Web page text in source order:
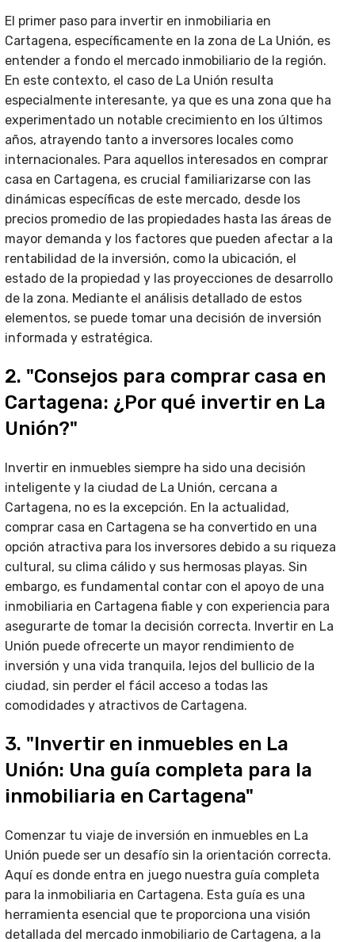
El primer paso para invertir en inmobiliaria en
Cartagena, específicamente en la zona de La Unión, es
entender a fondo el mercado inmobiliario de la región.
En este contexto, el caso de La Unión resulta
especialmente interesante, ya que es una zona que ha
experimentado un notable crecimiento en los últimos
años, atrayendo tanto a inversores locales como
internacionales. Para aquellos interesados en comprar
casa en Cartagena, es crucial familiarizarse con las
dinámicas específicas de este mercado, desde los
precios promedio de las propiedades hasta las áreas de
mayor demanda y los factores que pueden afectar a la
rentabilidad de la inversión, como la ubicación, el
estado de la propiedad y las proyecciones de desarrollo
de la zona. Mediante el análisis detallado de estos
elementos, se puede tomar una decisión de inversión
informada y estratégica.
2. "Consejos para comprar casa en
Cartagena: ¿Por qué invertir en La
Unión?"
Invertir en inmuebles siempre ha sido una decisión
inteligente y la ciudad de La Unión, cercana a
Cartagena, no es la excepción. En la actualidad,
comprar casa en Cartagena se ha convertido en una
opción atractiva para los inversores debido a su riqueza
cultural, su clima cálido y sus hermosas playas. Sin
embargo, es fundamental contar con el apoyo de una
inmobiliaria en Cartagena fiable y con experiencia para
asegurarte de tomar la decisión correcta. Invertir en La
Unión puede ofrecerte un mayor rendimiento de
inversión y una vida tranquila, lejos del bullicio de la
ciudad, sin perder el fácil acceso a todas las
comodidades y atractivos de Cartagena.
3. "Invertir en inmuebles en La
Unión: Una guía completa para la
inmobiliaria en Cartagena"
Comenzar tu viaje de inversión en inmuebles en La
Unión puede ser un desafío sin la orientación correcta.
Aquí es donde entra en juego nuestra guía completa
para la inmobiliaria en Cartagena. Esta guía es una
herramienta esencial que te proporciona una visión
detallada del mercado inmobiliario de Cartagena, a la